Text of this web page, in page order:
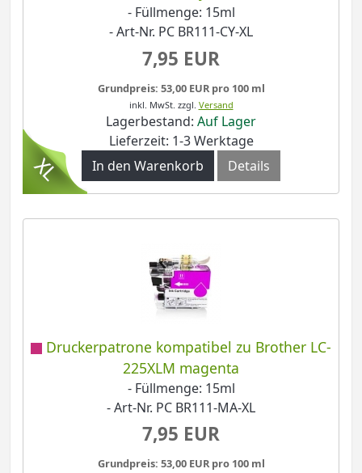
- Füllmenge: 15ml
- Art-Nr. PC BR111-CY-XL
7,95 EUR
Grundpreis: 53,00 EUR pro 100 ml
inkl. MwSt. zzgl. Versand
Lagerbestand: Auf Lager
Lieferzeit: 1-3 Werktage
In den Warenkorb
Details
Druckerpatrone kompatibel zu Brother LC-
225XLM magenta
- Füllmenge: 15ml
- Art-Nr. PC BR111-MA-XL
7,95 EUR
Grundpreis: 53,00 EUR pro 100 ml